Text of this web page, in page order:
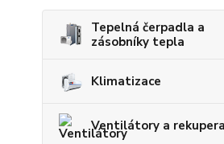
Tepelná čerpadla a
zásobníky tepla
Klimatizace
Ventilátory a